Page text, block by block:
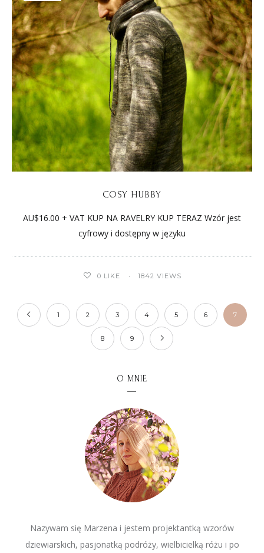
COSY HUBBY
AU$16.00 + VAT KUP NA RAVELRY KUP TERAZ Wzór jest
cyfrowy i dostępny w języku
0 LIKE 1842 VIEWS
1 2 3 4 5 6 7
8 9
O MNIE
Nazywam się Marzena i jestem projektantką wzorów
dziewiarskich, pasjonatką podróży, wielbicielką różu i po